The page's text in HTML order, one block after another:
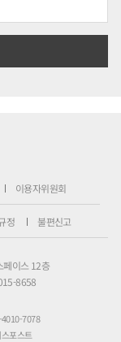
이용자위원회
정 불편신고
페이스 12층
8658
4010-7078
포스트